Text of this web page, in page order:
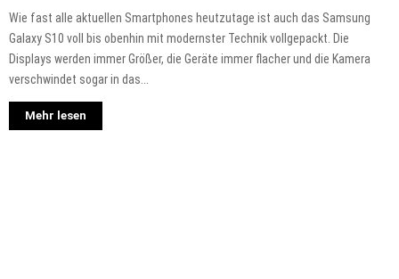
Wie fast alle aktuellen Smartphones heutzutage ist auch das Samsung
Galaxy S10 voll bis obenhin mit modernster Technik vollgepackt. Die
Displays werden immer Größer, die Geräte immer flacher und die Kamera
verschwindet sogar in das...
Mehr lesen